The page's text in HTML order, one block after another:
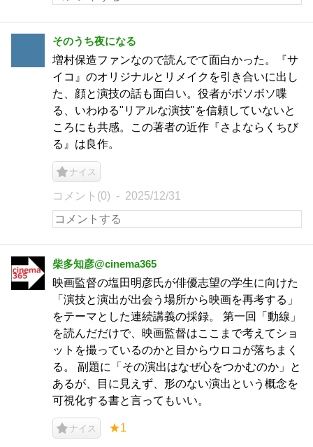
そのうち夜になる
増村保造ファンなので読んでて面白かった。『サ
イコ』のオリジナルとリメイクを引き合いに出し
た、顔と演技の話も面白い。役者がボソボソ喋
る、いわゆる"リアルな演技"を信頼していないと
ころにも共感。この著者の近作『さよならくちび
る』は良作。
ナイス
コメント(0) 2025/12/31
柴多知彦@cinema365
映画監督の塩田明彦氏が俳優志望の学生に向けた
「演技と演出が出会う場所から映画を再考する」
をテーマとした連続講義の採録。 第一回「動線」
を読んだだけで、映画監督はここまで考えてショ
ットを撮っているのかと目からウロコが落ちまく
る。 副題に「その演出はなぜ心をつかむのか」と
あるが、目に見えず、形のない演出という概念を
可視化する書と言ってもいい。
ナイス ★1